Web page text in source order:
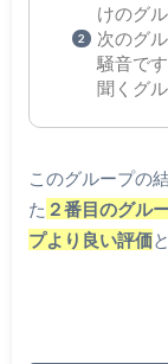
けのグル
次のグ
騒音で
聞くグル
このグループの
た ２番目のグル
プより良い評価